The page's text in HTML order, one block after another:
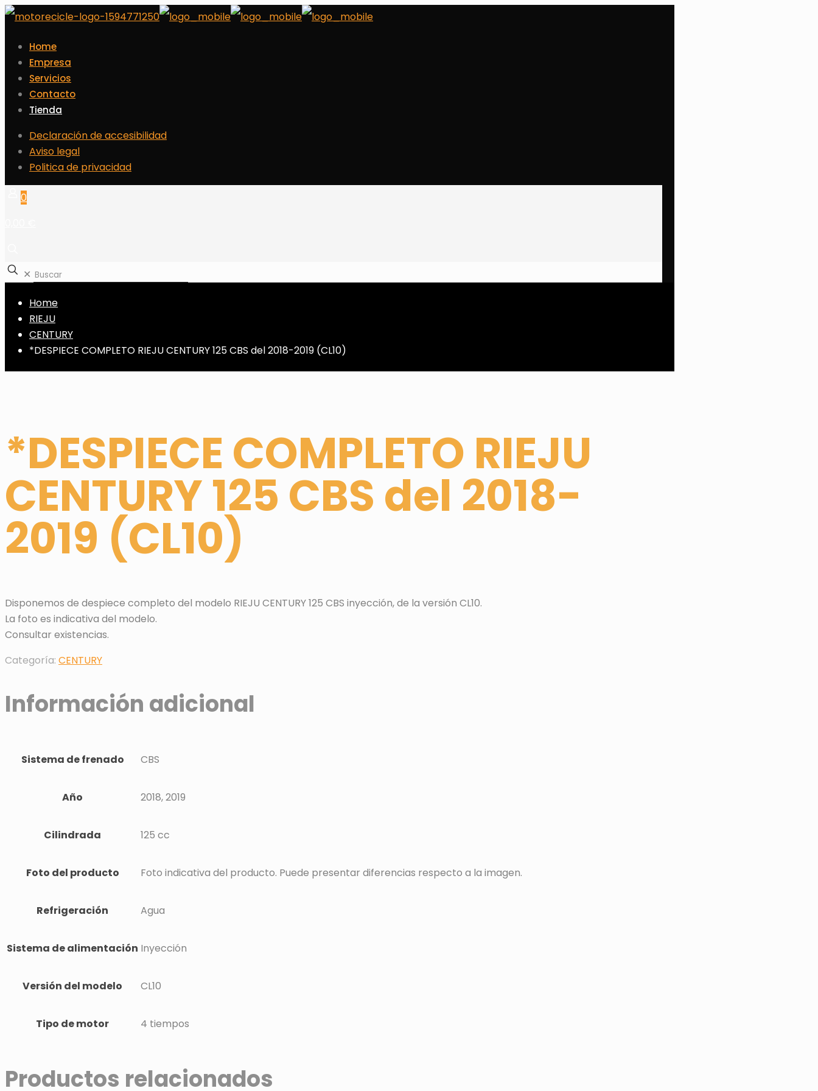
Home
Empresa
Servicios
Contacto
Tienda
Declaración de accesibilidad
Aviso legal
Politica de privacidad
0
✕
Home
RIEJU
CENTURY
*DESPIECE COMPLETO RIEJU CENTURY 125 CBS del 2018-2019 (CL10)
*DESPIECE COMPLETO RIEJU
CENTURY 125 CBS del 2018-
2019 (CL10)
Disponemos de despiece completo del modelo RIEJU CENTURY 125 CBS inyección, de la versión CL10.
La foto es indicativa del modelo.
Consultar existencias.
Categoría: CENTURY
Información adicional
Sistema de frenado CBS
Año 2018, 2019
Cilindrada 125 cc
Foto del producto Foto indicativa del producto. Puede presentar diferencias respecto a la imagen.
Refrigeración Agua
Sistema de alimentación Inyección
Versión del modelo CL10
Tipo de motor 4 tiempos
Productos relacionados